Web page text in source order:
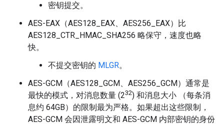
密钥提交。
AES-EAX（AES128_EAX、AES256_EAX）比
AES128_CTR_HMAC_SHA256 略保守，速度也略
快。
不提交密钥的 MLGR。
AES-GCM（AES128_GCM、AES256_GCM）通常是
最快的模式，对消息数量 (232) 和消息大小 （每条消
息约 64GB）的限制最为严格。如果超出这些限制，
AES-GCM 会因泄露明文和 AES-GCM 内部密钥的身份